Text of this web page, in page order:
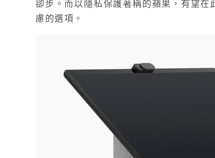
卻步。而以隱私保護著稱的蘋果，有望
慮的選項。